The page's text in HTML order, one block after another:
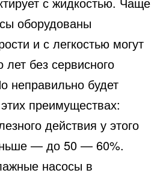
оборудованы
и с легкостью могут
лет без сервисного
неправильно будет
преимуществах:
действия у этого
— до 50 — 60%.
насосы в